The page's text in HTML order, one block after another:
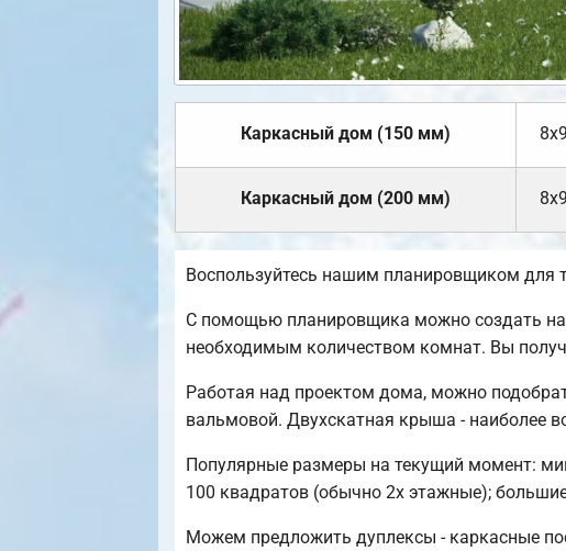
Каркасный дом (150 мм) 8х9
Каркасный дом (200 мм) 8х9
Воспользуйтесь нашим планировщиком для
С помощью планировщика можно создать
необходимым количеством комнат. Вы
Работая над проектом дома, можно
вальмовой. Двухскатная крыша - наиболее
Популярные размеры на текущий момент:
100 квадратов (обычно 2х этажные);
Можем предложить дуплексы - каркасные